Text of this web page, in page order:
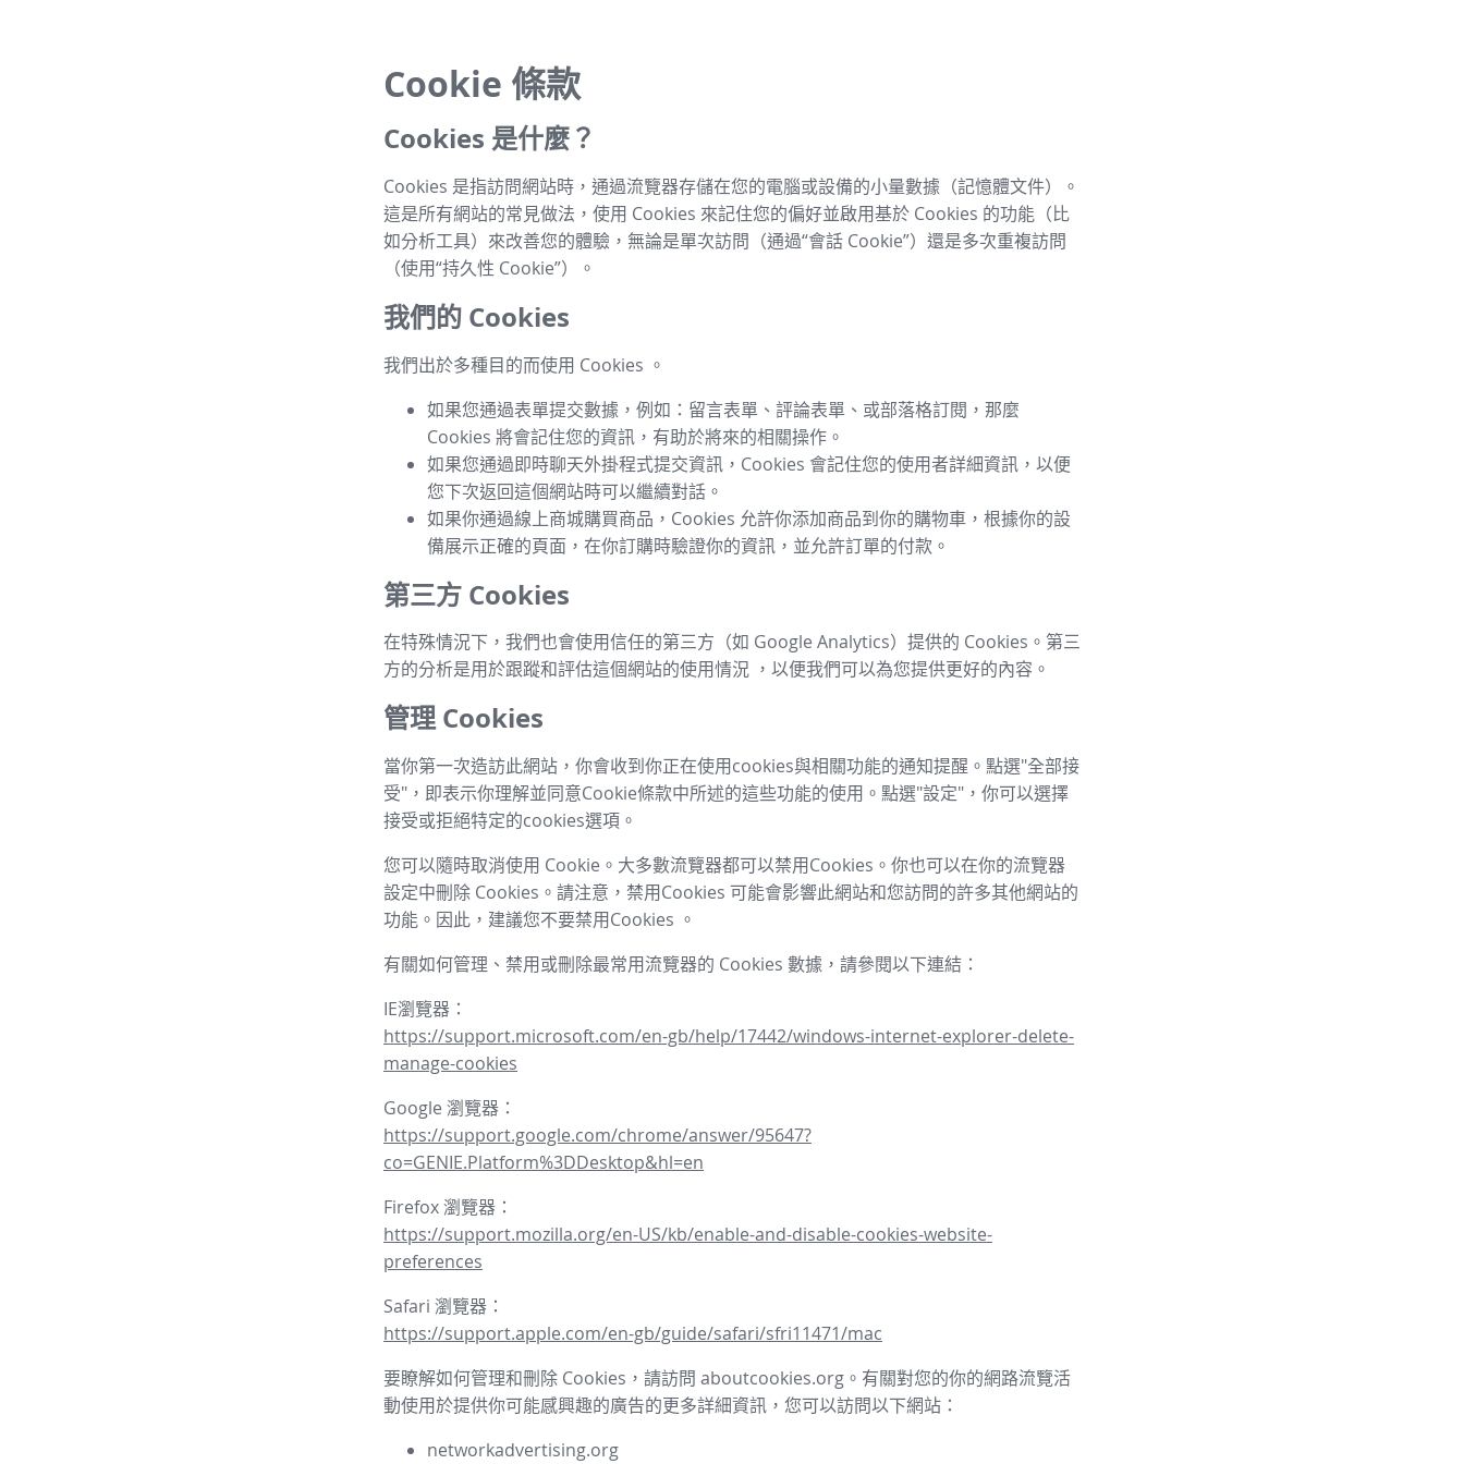
Cookie 條款
Cookies 是什麼？
Cookies 是指訪問網站時，通過流覽器存儲在您的電腦或設備的小量數據（記憶體文件）。
這是所有網站的常見做法，使用 Cookies 來記住您的偏好並啟用基於 Cookies 的功能（比
如分析工具）來改善您的體驗，無論是單次訪問（通過“會話 Cookie”）還是多次重複訪問
（使用“持久性 Cookie”）。
我們的 Cookies
我們出於多種目的而使用 Cookies 。
如果您通過表單提交數據，例如：留言表單、評論表單、或部落格訂閱，那麼
Cookies 將會記住您的資訊，有助於將來的相關操作。
如果您通過即時聊天外掛程式提交資訊，Cookies 會記住您的使用者詳細資訊，以便
您下次返回這個網站時可以繼續對話。
如果你通過線上商城購買商品，Cookies 允許你添加商品到你的購物車，根據你的設
備展示正確的頁面，在你訂購時驗證你的資訊，並允許訂單的付款。
第三方 Cookies
在特殊情況下，我們也會使用信任的第三方（如 Google Analytics）提供的 Cookies。第三
方的分析是用於跟蹤和評估這個網站的使用情況 ，以便我們可以為您提供更好的內容。
管理 Cookies
當你第一次造訪此網站，你會收到你正在使用cookies與相關功能的通知提醒。點選"全部接
受"，即表示你理解並同意Cookie條款中所述的這些功能的使用。點選"設定"，你可以選擇
接受或拒絕特定的cookies選項。
您可以隨時取消使用 Cookie。大多數流覽器都可以禁用Cookies。你也可以在你的流覽器
設定中刪除 Cookies。請注意，禁用Cookies 可能會影響此網站和您訪問的許多其他網站的
功能。因此，建議您不要禁用Cookies 。
有關如何管理、禁用或刪除最常用流覽器的 Cookies 數據，請參閱以下連結：
IE瀏覽器：
https://support.microsoft.com/en-gb/help/17442/windows-internet-explorer-delete-
manage-cookies
Google 瀏覽器：
https://support.google.com/chrome/answer/95647?
co=GENIE.Platform%3DDesktop&hl=en
Firefox 瀏覽器：
https://support.mozilla.org/en-US/kb/enable-and-disable-cookies-website-
preferences
Safari 瀏覽器：
https://support.apple.com/en-gb/guide/safari/sfri11471/mac
要瞭解如何管理和刪除 Cookies，請訪問 aboutcookies.org。有關對您的你的網路流覽活
動使用於提供你可能感興趣的廣告的更多詳細資訊，您可以訪問以下網站：
networkadvertising.org